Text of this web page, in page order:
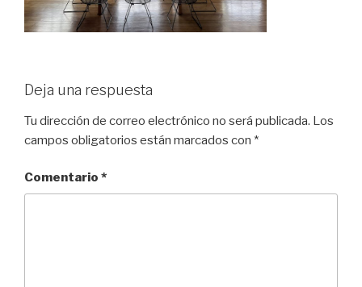
Deja una respuesta
Tu dirección de correo electrónico no será publicada. Los
campos obligatorios están marcados con *
Comentario *